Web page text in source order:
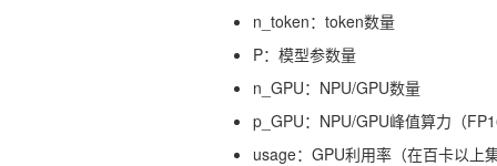
n_token：token数量
P：模型参数量
n_GPU：NPU/GPU数量
p_GPU：NPU/GPU峰值算力（
usage：GPU利用率（在百卡以上